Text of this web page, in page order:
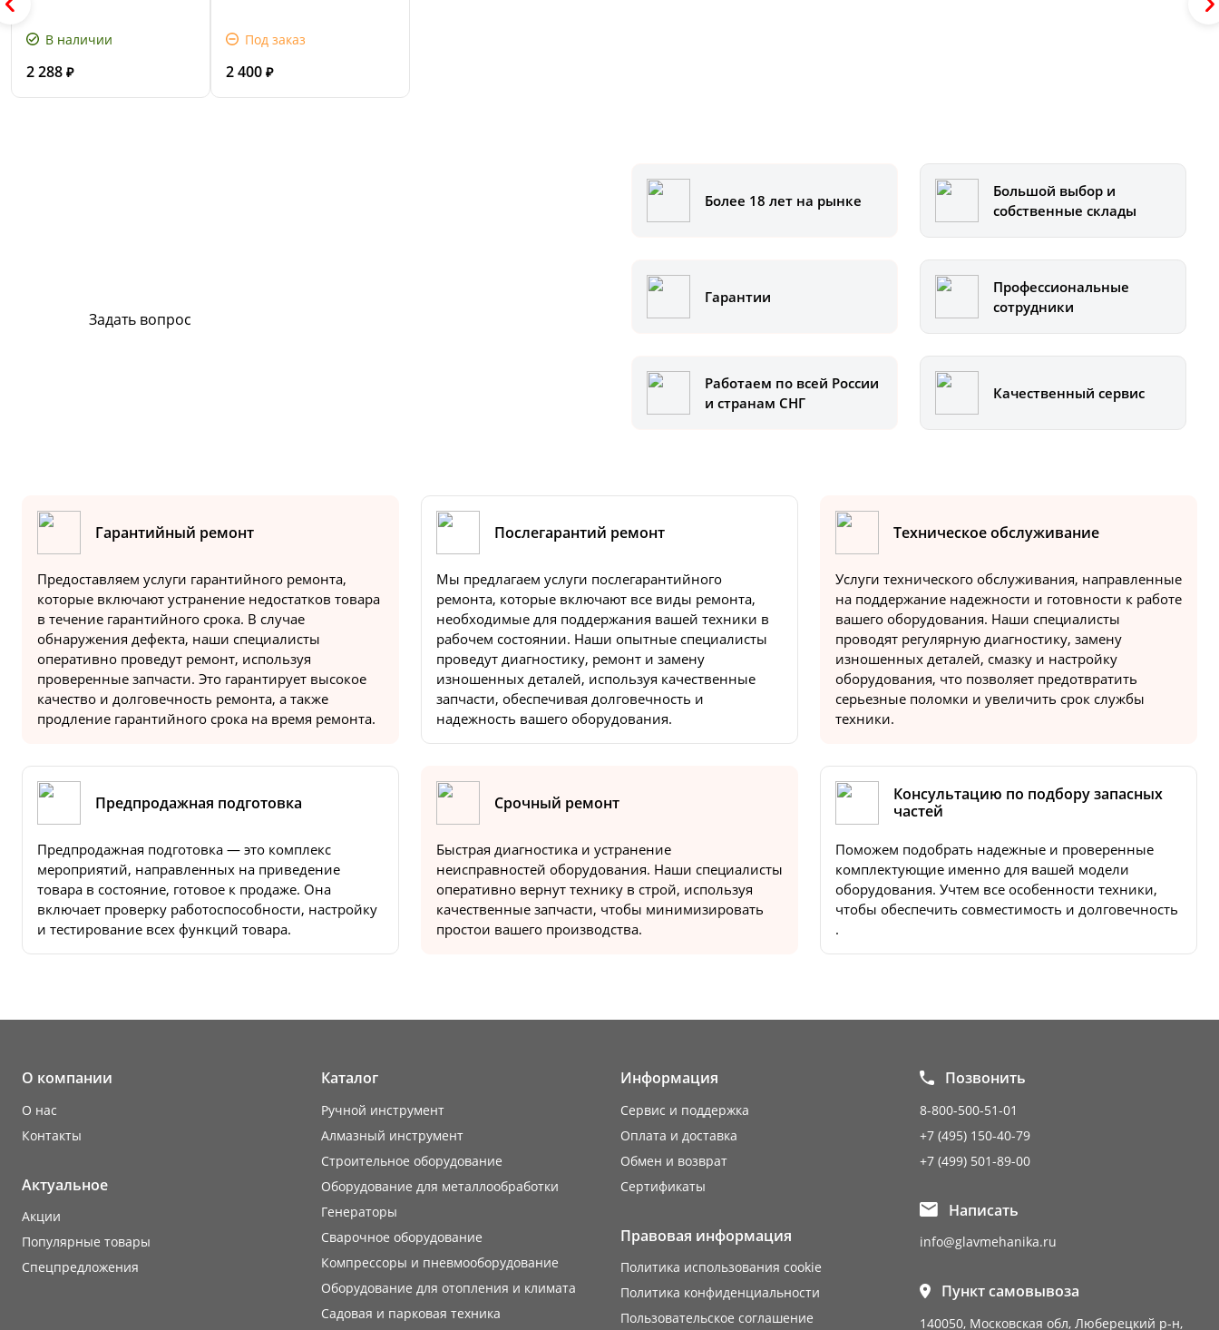
В наличии
2 288 ₽
Под заказ
2 400 ₽
Задать вопрос
Более 18 лет на рынке
Большой выбор и
собственные склады
Гарантии
Профессиональные
сотрудники
Работаем по всей России
и странам СНГ
Качественный сервис
Гарантийный ремонт
Предоставляем услуги гарантийного ремонта,
которые включают устранение недостатков товара
в течение гарантийного срока. В случае
обнаружения дефекта, наши специалисты
оперативно проведут ремонт, используя
проверенные запчасти. Это гарантирует высокое
качество и долговечность ремонта, а также
продление гарантийного срока на время ремонта.
Послегарантий ремонт
Мы предлагаем услуги послегарантийного
ремонта, которые включают все виды ремонта,
необходимые для поддержания вашей техники в
рабочем состоянии. Наши опытные специалисты
проведут диагностику, ремонт и замену
изношенных деталей, используя качественные
запчасти, обеспечивая долговечность и
надежность вашего оборудования.
Техническое обслуживание
Услуги технического обслуживания, направленные
на поддержание надежности и готовности к работе
вашего оборудования. Наши специалисты
проводят регулярную диагностику, замену
изношенных деталей, смазку и настройку
оборудования, что позволяет предотвратить
серьезные поломки и увеличить срок службы
техники.
Предпродажная подготовка
Предпродажная подготовка — это комплекс
мероприятий, направленных на приведение
товара в состояние, готовое к продаже. Она
включает проверку работоспособности, настройку
и тестирование всех функций товара.
Срочный ремонт
Быстрая диагностика и устранение
неисправностей оборудования. Наши специалисты
оперативно вернут технику в строй, используя
качественные запчасти, чтобы минимизировать
простои вашего производства.
Консультацию по подбору запасных
частей
Поможем подобрать надежные и проверенные
комплектующие именно для вашей модели
оборудования. Учтем все особенности техники,
чтобы обеспечить совместимость и долговечность
.
О компании
О нас
Контакты
Актуальное
Акции
Популярные товары
Cпецпредложения
Каталог
Ручной инструмент
Алмазный инструмент
Строительное оборудование
Оборудование для металлообработки
Генераторы
Сварочное оборудование
Компрессоры и пневмооборудование
Оборудование для отопления и климата
Садовая и парковая техника
Информация
Сервис и поддержка
Оплата и доставка
Обмен и возврат
Сертификаты
Правовая информация
Политика использования cookie
Политика конфиденциальности
Пользовательское соглашение
Позвонить
8-800-500-51-01
+7 (495) 150-40-79
+7 (499) 501-89-00
Написать
info@glavmehanika.ru
Пункт самовывоза
140050, Московская обл, Люберецкий р-н,